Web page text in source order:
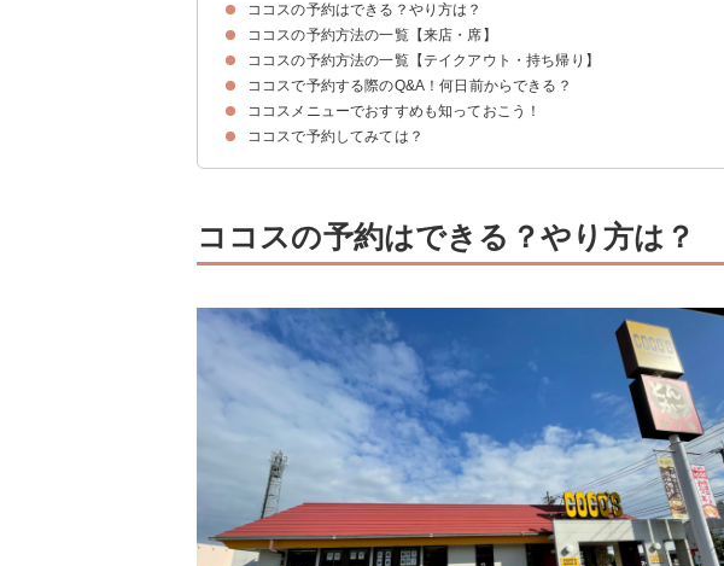
ココスの予約はできる？やり方は？
ココスに予約なしで行った場合の待ち時間の目安
ココスの予約方法の一覧【来店・席】
①EPARK（イーパーク）
②ホットペッパーグルメ
③PAYPAYグルメ
④Yahoo！ロコ
⑤電話予約
ココスの予約方法の一覧【テイクアウト・持ち帰り】
①電話で予約注文
②公式WEBサイトでネット予約注文
ココスで予約する際のQ&A！何日前からできる？
①予約できる時間は？前もってできる？
②公式アプリから予約できる？
③クーポンはある？使える？
ココスメニューでおすすめも知っておこう！
①濃厚ビーフシチューの包み焼きハンバーグ115ｇ（税込1089円）
②メイプルココッシュ（税込649円）
ココスで予約してみては？
ココスの予約はできる？やり方は？